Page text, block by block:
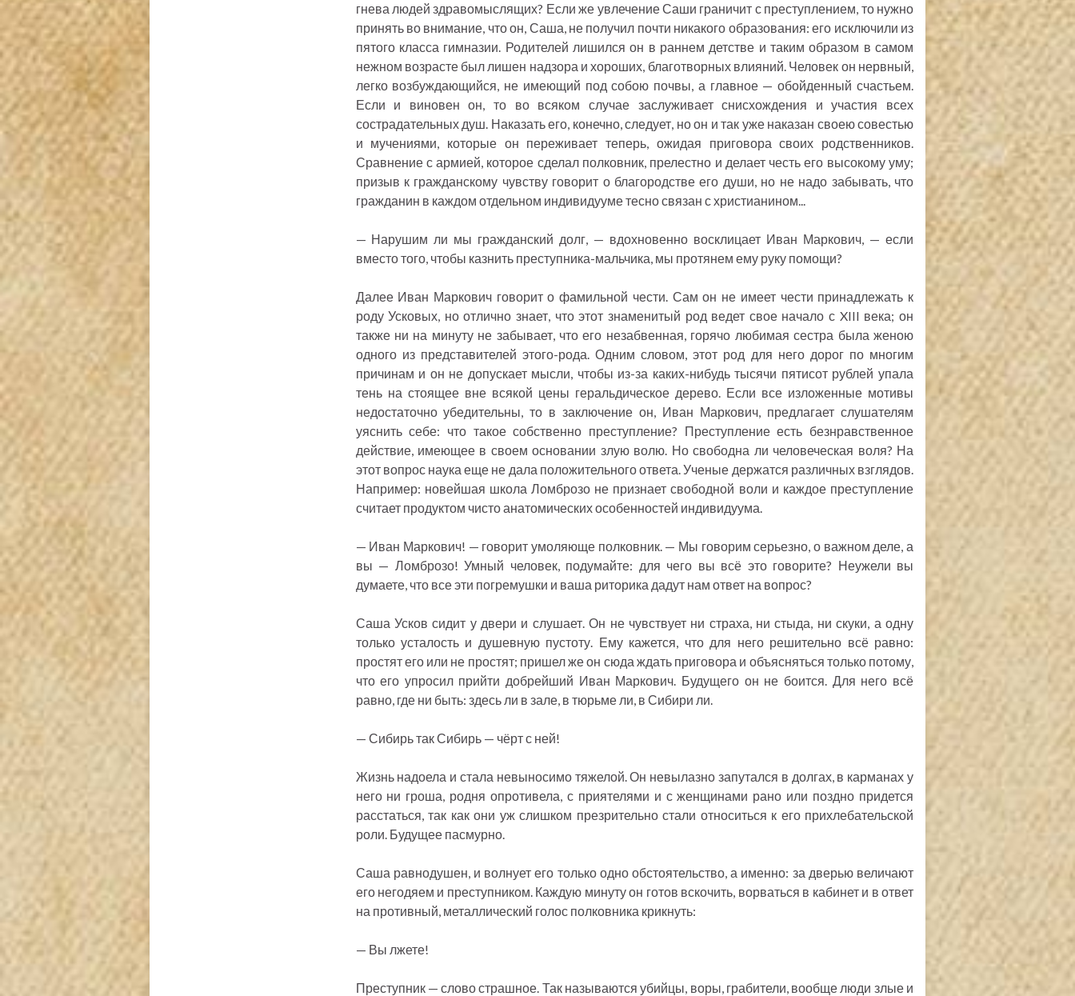
гнева людей здравомыслящих? Если же увлечение Саши граничит с преступлением, то нужно
принять во внимание, что он, Саша, не получил почти никакого образования: его исключили из
пятого класса гимназии. Родителей лишился он в раннем детстве и таким образом в самом
нежном возрасте был лишен надзора и хороших, благотворных влияний. Человек он нервный,
легко возбуждающийся, не имеющий под собою почвы, а главное — обойденный счастьем.
Если и виновен он, то во всяком случае заслуживает снисхождения и участия всех
сострадательных душ. Наказать его, конечно, следует, но он и так уже наказан своею совестью
и мучениями, которые он переживает теперь, ожидая приговора своих родственников.
Сравнение с армией, которое сделал полковник, прелестно и делает честь его высокому уму;
призыв к гражданскому чувству говорит о благородстве его души, но не надо забывать, что
гражданин в каждом отдельном индивидууме тесно связан с христианином...
— Нарушим ли мы гражданский долг, — вдохновенно восклицает Иван Маркович, — если
вместо того, чтобы казнить преступника-мальчика, мы протянем ему руку помощи?
Далее Иван Маркович говорит о фамильной чести. Сам он не имеет чести принадлежать к
роду Усковых, но отлично знает, что этот знаменитый род ведет свое начало с XIII века; он
также ни на минуту не забывает, что его незабвенная, горячо любимая сестра была женою
одного из представителей этого-рода. Одним словом, этот род для него дорог по многим
причинам и он не допускает мысли, чтобы из-за каких-нибудь тысячи пятисот рублей упала
тень на стоящее вне всякой цены геральдическое дерево. Если все изложенные мотивы
недостаточно убедительны, то в заключение он, Иван Маркович, предлагает слушателям
уяснить себе: что такое собственно преступление? Преступление есть безнравственное
действие, имеющее в своем основании злую волю. Но свободна ли человеческая воля? На
этот вопрос наука еще не дала положительного ответа. Ученые держатся различных взглядов.
Например: новейшая школа Ломброзо не признает свободной воли и каждое преступление
считает продуктом чисто анатомических особенностей индивидуума.
— Иван Маркович! — говорит умоляюще полковник. — Мы говорим серьезно, о важном деле, а
вы — Ломброзо! Умный человек, подумайте: для чего вы всё это говорите? Неужели вы
думаете, что все эти погремушки и ваша риторика дадут нам ответ на вопрос?
Саша Усков сидит у двери и слушает. Он не чувствует ни страха, ни стыда, ни скуки, а одну
только усталость и душевную пустоту. Ему кажется, что для него решительно всё равно:
простят его или не простят; пришел же он сюда ждать приговора и объясняться только потому,
что его упросил прийти добрейший Иван Маркович. Будущего он не боится. Для него всё
равно, где ни быть: здесь ли в зале, в тюрьме ли, в Сибири ли.
— Сибирь так Сибирь — чёрт с ней!
Жизнь надоела и стала невыносимо тяжелой. Он невылазно запутался в долгах, в карманах у
него ни гроша, родня опротивела, с приятелями и с женщинами рано или поздно придется
расстаться, так как они уж слишком презрительно стали относиться к его прихлебательской
роли. Будущее пасмурно.
Саша равнодушен, и волнует его только одно обстоятельство, а именно: за дверью величают
его негодяем и преступником. Каждую минуту он готов вскочить, ворваться в кабинет и в ответ
на противный, металлический голос полковника крикнуть:
— Вы лжете!
Преступник — слово страшное. Так называются убийцы, воры, грабители, вообще люди злые и